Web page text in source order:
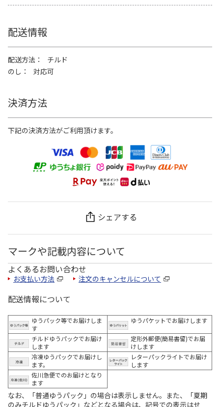
配送情報
配送方法
チルド
のし
対応可
決済方法
下記の決済方法がご利用頂けます。
シェアする
マークや記載内容について
よくあるお問い合わせ
お支払い方法 注文のキャンセルについて
配送情報について
ゆうパック等でお届けしま
す
ゆうパケットでお届けします
チルドゆうパックでお届け
します
定形外郵便(簡易書留)でお届
けします
冷凍ゆうパックでお届けし
ます。
レターパックライトでお届け
します
佐川急便でのお届けとなり
ます
なお、「普通ゆうパック」の場合は表示しません。また、「夏期
のみチルドゆうパック」などとなる場合は、記号での表示はせ